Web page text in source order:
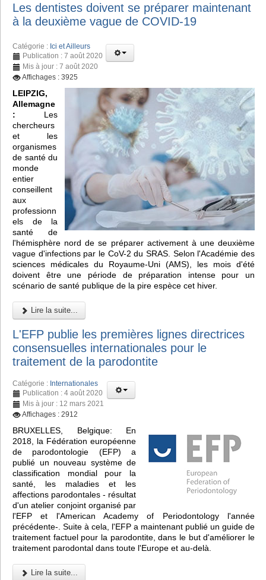
Les dentistes doivent se préparer maintenant
à la deuxième vague de COVID-19
Catégorie : Ici et Ailleurs
Publication : 7 août 2020
Mis à jour : 7 août 2020
Affichages : 3925
LEIPZIG,
Allemagne
: Les
chercheurs
et les
organismes
de santé du
monde
entier
conseillent
aux
professionn
els de la
santé de
l'hémisphère nord de se préparer activement à une deuxième
vague d'infections par le CoV-2 du SRAS. Selon l'Académie des
sciences médicales du Royaume-Uni (AMS), les mois d'été
doivent être une période de préparation intense pour un
scénario de santé publique de la pire espèce cet hiver.
Lire la suite...
L'EFP publie les premières lignes directrices
consensuelles internationales pour le
traitement de la parodontite
Catégorie : Internationales
Publication : 4 août 2020
Mis à jour : 12 mars 2021
Affichages : 2912
BRUXELLES, Belgique: En
2018, la Fédération européenne
de parodontologie (EFP) a
publié un nouveau système de
classification mondial pour la
santé, les maladies et les
affections parodontales - résultat
d'un atelier conjoint organisé par
l'EFP et l'American Academy of Periodontology l'année
précédente-. Suite à cela, l'EFP a maintenant publié un guide de
traitement factuel pour la parodontite, dans le but d'améliorer le
traitement parodontal dans toute l'Europe et au-delà.
Lire la suite...